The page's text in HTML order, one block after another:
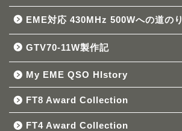
EME対応 430MHz 500Wへの道のり
GTV70-11W製作記
My EME QSO HIstory
FT8 Award Collection
FT4 Award Collection